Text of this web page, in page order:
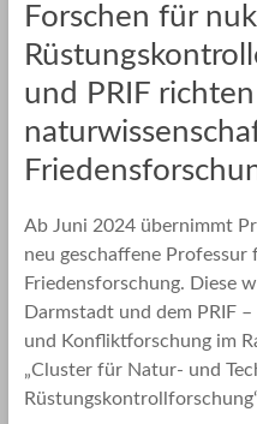
Forschen für
und PRIF
Ab Juni 2024 übernimmt
neu geschaffene
Friedensforschung. Diese
Darmstadt und dem PRIF
und Konfliktforschung im
„Cluster für Natur- und